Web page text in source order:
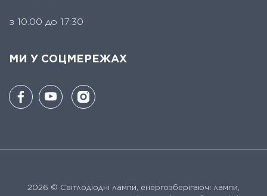
з 10.00 до 17:30
МИ У СОЦМЕРЕЖАХ
2026 © Світлодіодні лампи, енергозберігаючі лампи,